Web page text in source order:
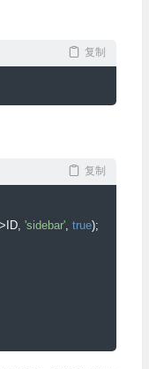
复制
复制
ID, 'sidebar', true);